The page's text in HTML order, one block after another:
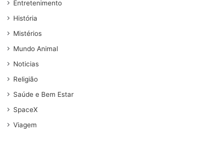
Entretenimento
História
Mistérios
Mundo Animal
Noticias
Religião
Saúde e Bem Estar
SpaceX
Viagem